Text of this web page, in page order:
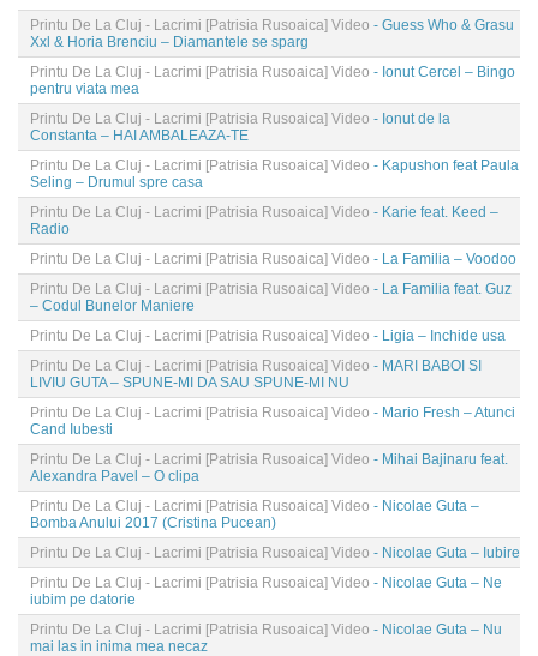
Printu De La Cluj - Lacrimi [Patrisia Rusoaica] Video - Guess Who & Grasu
Xxl & Horia Brenciu – Diamantele se sparg
Printu De La Cluj - Lacrimi [Patrisia Rusoaica] Video - Ionut Cercel – Bingo
pentru viata mea
Printu De La Cluj - Lacrimi [Patrisia Rusoaica] Video - Ionut de la
Constanta – HAI AMBALEAZA-TE
Printu De La Cluj - Lacrimi [Patrisia Rusoaica] Video - Kapushon feat Paula
Seling – Drumul spre casa
Printu De La Cluj - Lacrimi [Patrisia Rusoaica] Video - Karie feat. Keed –
Radio
Printu De La Cluj - Lacrimi [Patrisia Rusoaica] Video - La Familia – Voodoo
Printu De La Cluj - Lacrimi [Patrisia Rusoaica] Video - La Familia feat. Guz
– Codul Bunelor Maniere
Printu De La Cluj - Lacrimi [Patrisia Rusoaica] Video - Ligia – Inchide usa
Printu De La Cluj - Lacrimi [Patrisia Rusoaica] Video - MARI BABOI SI
LIVIU GUTA – SPUNE-MI DA SAU SPUNE-MI NU
Printu De La Cluj - Lacrimi [Patrisia Rusoaica] Video - Mario Fresh – Atunci
Cand Iubesti
Printu De La Cluj - Lacrimi [Patrisia Rusoaica] Video - Mihai Bajinaru feat.
Alexandra Pavel – O clipa
Printu De La Cluj - Lacrimi [Patrisia Rusoaica] Video - Nicolae Guta –
Bomba Anului 2017 (Cristina Pucean)
Printu De La Cluj - Lacrimi [Patrisia Rusoaica] Video - Nicolae Guta – Iubire
Printu De La Cluj - Lacrimi [Patrisia Rusoaica] Video - Nicolae Guta – Ne
iubim pe datorie
Printu De La Cluj - Lacrimi [Patrisia Rusoaica] Video - Nicolae Guta – Nu
mai las in inima mea necaz